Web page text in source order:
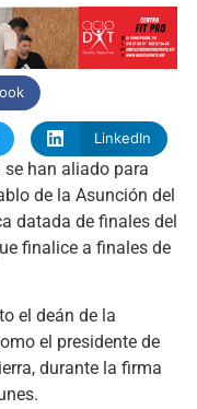
LinkedIn
se han aliado para
de la Asunción del
datada de finales del
finalice a finales de
el deán de la
el presidente de
durante la firma